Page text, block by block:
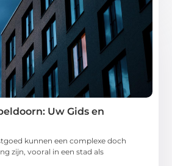
Uw Gids en
kunnen een complexe doch
zijn, vooral in een stad als